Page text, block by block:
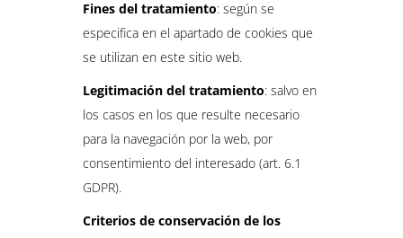
Fines del tratamiento: según se
especifica en el apartado de cookies que
se utilizan en este sitio web.
Legitimación del tratamiento: salvo en
los casos en los que resulte necesario
para la navegación por la web, por
consentimiento del interesado (art. 6.1
GDPR).
Criterios de conservación de los